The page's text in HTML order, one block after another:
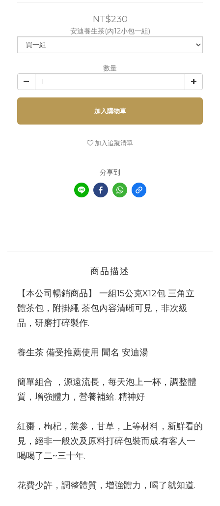
NT$230
安迪養生茶(內12小包一組)
數量
加入購物車
加入追蹤清單
分享到
商品描述
【本公司暢銷商品】 一組15公克X12包 三角立
體茶包，附掛繩 茶包內容清晰可見，非次級
品，研磨打碎製作.
養生茶 備受推薦使用 聞名 安迪湯
簡單組合 ，源遠流長，每天泡上一杯，調整體
質，增強體力，營養補給. 精神好
紅棗，枸杞，黨參，甘草，上等材料，新鮮看的
見，絕非一般次及原料打碎包裝而成.有客人一
喝喝了二~三十年.
花費少許，調整體質，增強體力，喝了就知道.